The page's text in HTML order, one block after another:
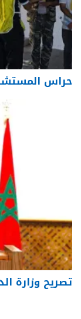
حراس
تصريح وزارة